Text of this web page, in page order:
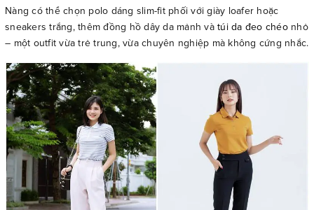
Nàng có thể chọn polo dáng slim-fit phối với giày loafer hoặc
sneakers trắng, thêm đồng hồ dây da mảnh vàtúi da đeo chéonhỏ
– một outfit vừa trẻ trung, vừa chuyên nghiệp mà không cứng nhắc.